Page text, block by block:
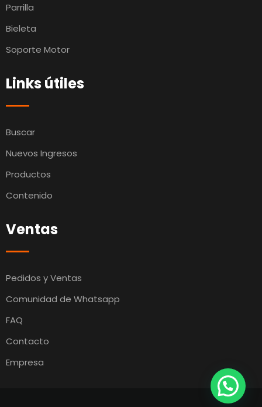
Parrilla
Bieleta
Soporte Motor
Links útiles
Buscar
Nuevos Ingresos
Productos
Contenido
Ventas
Pedidos y Ventas
Comunidad de Whatsapp
FAQ
Contacto
Empresa